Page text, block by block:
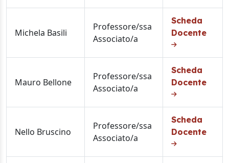
Michela Basili
Professore/ssa
Associato/a
Scheda
Docente
Mauro Bellone
Professore/ssa
Associato/a
Scheda
Docente
Nello Bruscino
Professore/ssa
Associato/a
Scheda
Docente